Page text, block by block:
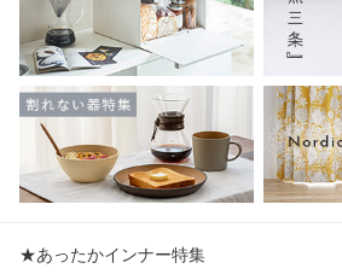
★あったかインナー特集